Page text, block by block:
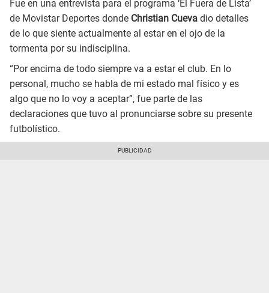
Fue en una entrevista para el programa ‘El Fuera de Lista’
de Movistar Deportes donde Christian Cueva dio detalles
de lo que siente actualmente al estar en el ojo de la
tormenta por su indisciplina.
“Por encima de todo siempre va a estar el club. En lo
personal, mucho se habla de mi estado mal físico y es
algo que no lo voy a aceptar”, fue parte de las
declaraciones que tuvo al pronunciarse sobre su presente
futbolístico.